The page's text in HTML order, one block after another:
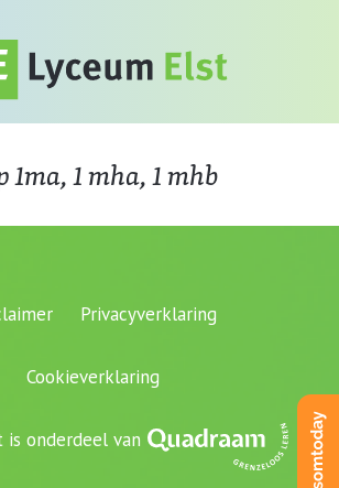
1 mha, 1 mhb
Privacyverklaring
Cookieverklaring
is onderdeel van